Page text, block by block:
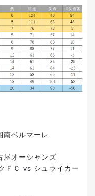
ベルマーレ
オーシャンズ
ＦＣ vs シュライカー